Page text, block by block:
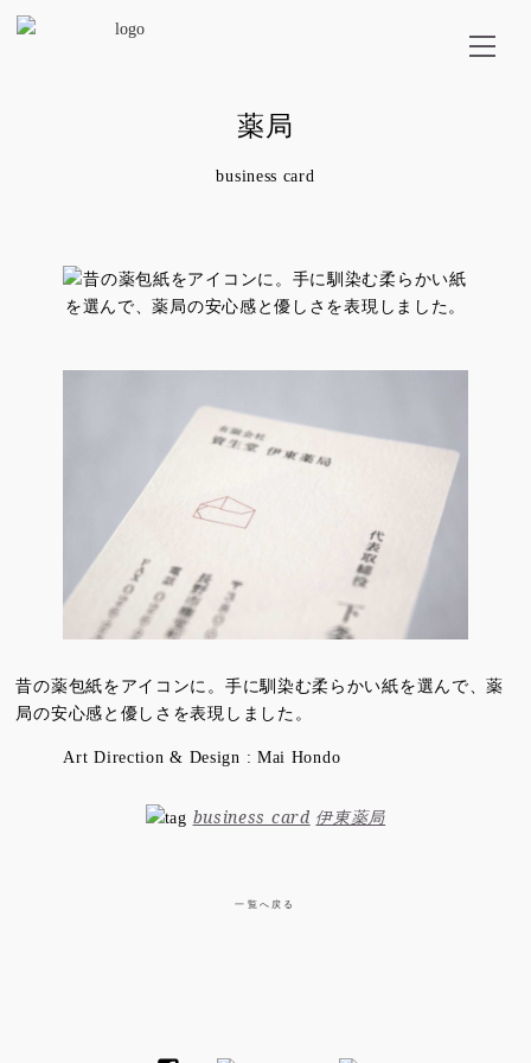
薬局
business card
昔の薬包紙をアイコンに。手に馴染む柔らかい紙を選んで、薬
局の安心感と優しさを表現しました。
Art Direction & Design : Mai Hondo
business card 伊東薬局
一覧へ戻る